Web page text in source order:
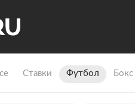
Ставки Футбол